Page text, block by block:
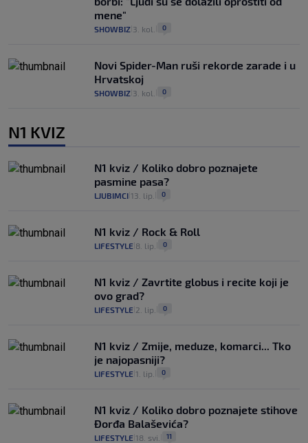
mene"
SHOWBIZ 3. kol. 0
Novi Spider-Man ruši rekorde zarade i u
Hrvatskoj
SHOWBIZ 3. kol. 0
N1 KVIZ
N1 kviz / Koliko dobro poznajete
pasmine pasa?
LJUBIMCI 13. lip. 0
N1 kviz / Rock & Roll
LIFESTYLE 8. lip. 0
N1 kviz / Zavrtite globus i recite koji je
ovo grad?
LIFESTYLE 2. lip. 0
N1 kviz / Zmije, meduze, komarci... Tko
je najopasniji?
LIFESTYLE 1. lip. 0
N1 kviz / Koliko dobro poznajete stihove
Đorđa Balaševića?
LIFESTYLE 18. svi. 11